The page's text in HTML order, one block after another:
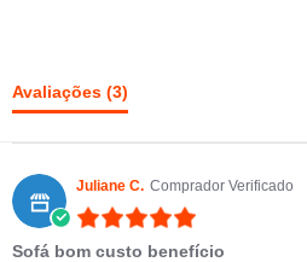
Avaliações (3)
Juliane C. Comprador Verificado
Sofá bom custo benefício